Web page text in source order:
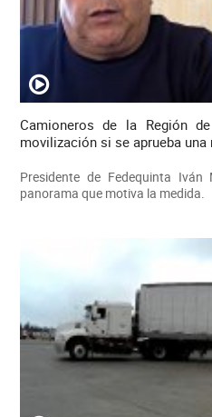
Camioneros de la Región
movilización si se aprueba
Presidente de Fedequinta Iván
panorama que motiva la medida.